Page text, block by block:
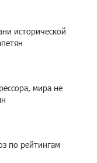
исторической
мира не
по рейтингам